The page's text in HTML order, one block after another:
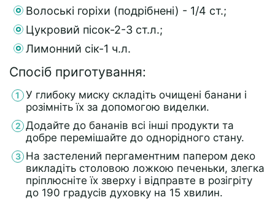
Волоські горіхи (подрібнені) - 1/4 ст.;
Цукровий пісок-2-3 ст.л.;
Лимонний сік-1 ч.л.
Спосіб приготування:
У глибоку миску складіть очищені банани і
розімніть їх за допомогою виделки.
Додайте до бананів всі інші продукти та
добре перемішайте до однорідного стану.
На застелений пергаментним папером деко
викладіть столовою ложкою печеньки, злегка
пріплюсніте їх зверху і відправте в розігріту
до 190 градусів духовку на 15 хвилин.